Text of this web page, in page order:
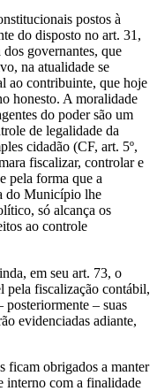
postos à
do disposto no art. 31,
governantes, que
na atualidade se
ao contribuinte, que hoje
honesto. A moralidade
do poder são um
de legalidade da
cidadão (CF, art. 5º,
fiscalizar, controlar e
pela forma que a
do Município lhe
só alcança os
ao controle
em seu art. 73, o
pela fiscalização contábil,
posteriormente – suas
evidenciadas adiante,
ficam obrigados a manter
interno com a finalidade